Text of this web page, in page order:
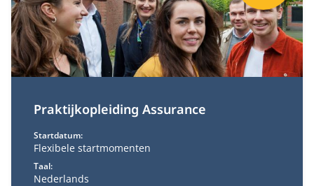
Praktijkopleiding Assurance
Startdatum:
Flexibele startmomenten
Taal:
Nederlands